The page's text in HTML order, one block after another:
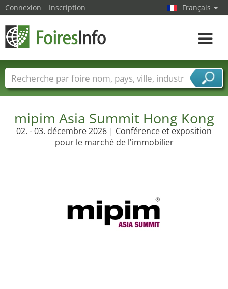
mipim Asia Summit Hong Kong
02. - 03. décembre 2026 | Conférence et exposition
pour le marché de l'immobilier
Connexion Inscription Français
Toggle
Foire noms Pays Villes
Secteurs de foire